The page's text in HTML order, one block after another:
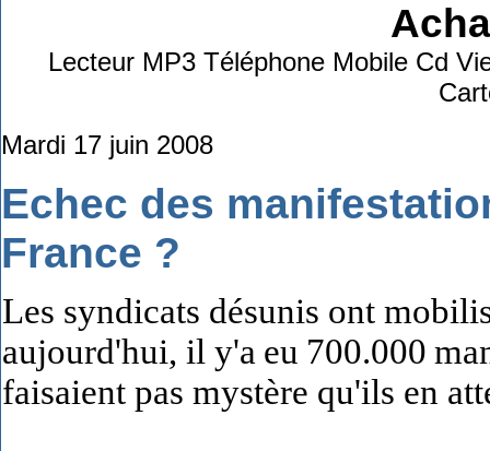
Lecteur MP3 Téléphone Mobile Cd
Mardi 17 juin 2008
Echec des
France ?
Les syndicats désunis ont
aujourd'hui, il y'a eu 700.000
faisaient pas mystère qu'ils en